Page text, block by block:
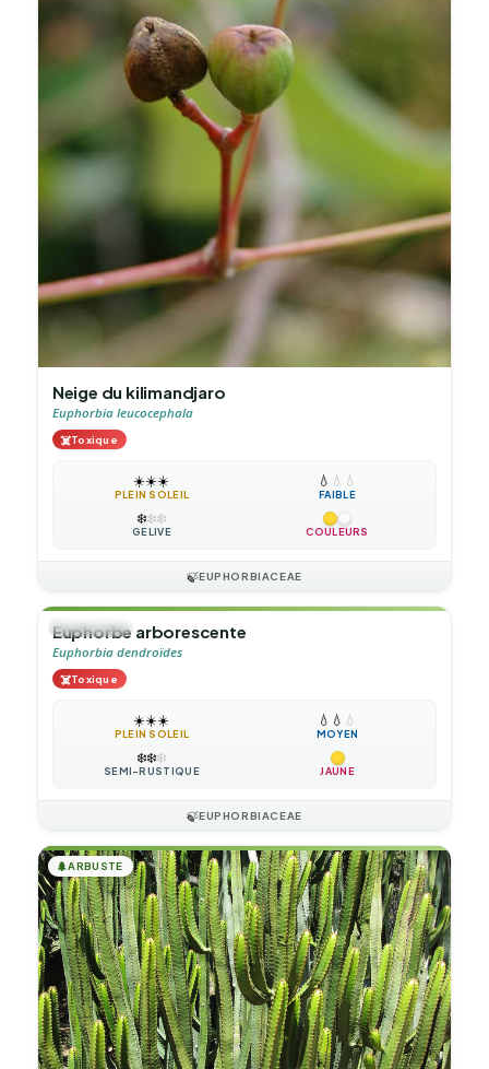
Neige du kilimandjaro
Euphorbia leucocephala
☠️Toxique
☀️☀️☀️
PLEIN SOLEIL
💧 💧 💧
FAIBLE
❄️❄️❄️
GÉLIVE COULEURS
🍃EUPHORBIACEAE
🌲ARBUSTE
Euphorbe arborescente
Euphorbia dendroïdes
☠️Toxique
☀️☀️☀️
PLEIN SOLEIL
💧 💧 💧
MOYEN
❄️❄️❄️
SEMI-RUSTIQUE JAUNE
🍃EUPHORBIACEAE
🌲ARBUSTE